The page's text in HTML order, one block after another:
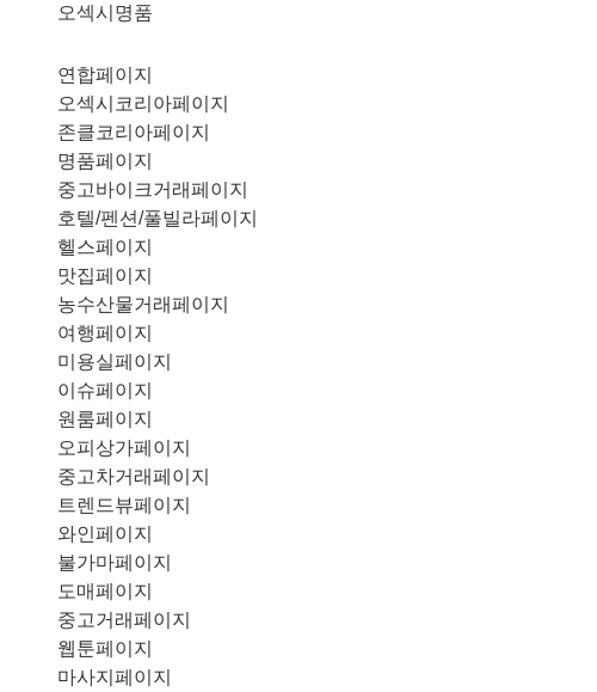
오섹시명품
연합페이지
오섹시코리아페이지
존클코리아페이지
명품페이지
중고바이크거래페이지
호텔/펜션/풀빌라페이지
헬스페이지
맛집페이지
농수산물거래페이지
여행페이지
미용실페이지
이슈페이지
원룸페이지
오피상가페이지
중고차거래페이지
트렌드뷰페이지
와인페이지
불가마페이지
도매페이지
중고거래페이지
웹툰페이지
마사지페이지